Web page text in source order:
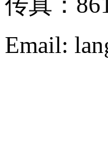
Email: